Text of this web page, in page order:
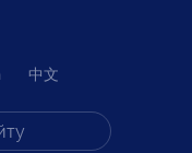
中文